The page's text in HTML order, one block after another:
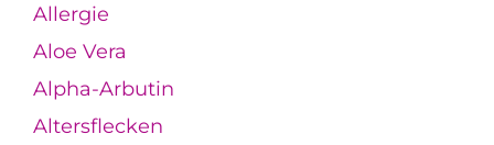
Allergie
Aloe Vera
Alpha-Arbutin
Altersflecken